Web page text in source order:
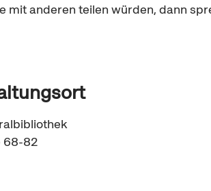
mit anderen teilen würden, dann
68-82